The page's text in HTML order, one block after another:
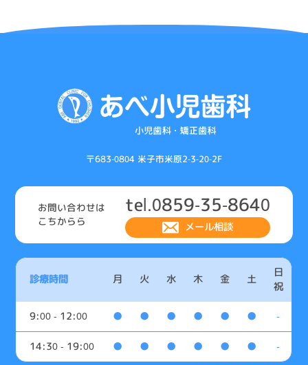
〒683-0804 米子市米原2-3-20-2F
お問い合わせは
こちからら
tel.0859-35-8640
メール相談
診療時間 月 火 水 木 金 土
日
祝
9:00 - 12:00 ● ● ● ● ● ● -
14:30 - 19:00 ● ● ● ● ● ● -